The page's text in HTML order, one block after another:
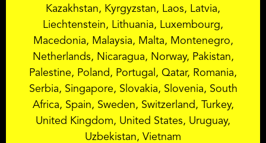
Kazakhstan, Kyrgyzstan, Laos, Latvia,
Liechtenstein, Lithuania, Luxembourg,
Macedonia, Malaysia, Malta, Montenegro,
Netherlands, Nicaragua, Norway, Pakistan,
Palestine, Poland, Portugal, Qatar, Romania,
Serbia, Singapore, Slovakia, Slovenia, South
Africa, Spain, Sweden, Switzerland, Turkey,
United Kingdom, United States, Uruguay,
Uzbekistan, Vietnam